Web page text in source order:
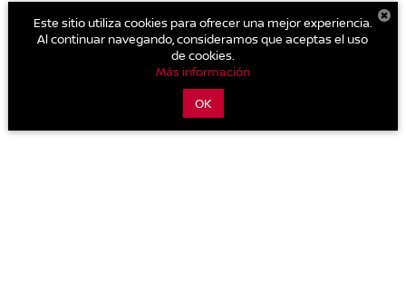
Este sitio utiliza cookies para ofrecer una mejor experiencia.
Al continuar navegando, consideramos que aceptas el uso
de cookies.
Más información
OK